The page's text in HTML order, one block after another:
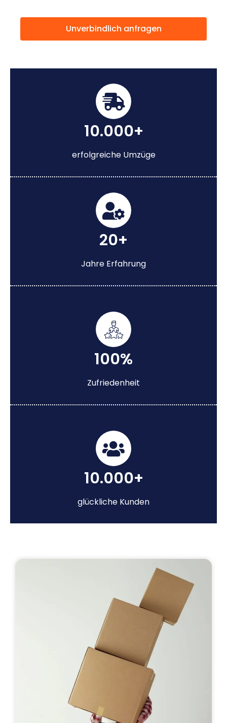
Unverbindlich anfragen
10.000+
erfolgreiche Umzüge
20+
Jahre Erfahrung
100%
Zufriedenheit
10.000+
glückliche Kunden